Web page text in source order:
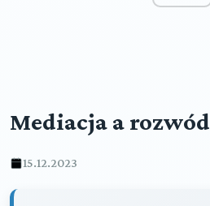
Mediacja a rozwód
15.12.2023